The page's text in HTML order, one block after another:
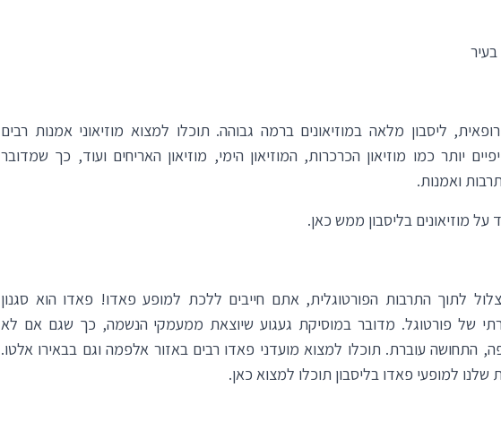
ליסבון מלאה במוזיאונים ברמה גבוהה. תוכלו למצוא מוזיאוני אמנות רבים
יותר כמו מוזיאון הכרכרות, המוזיאון הימי, מוזיאון האריחים ועוד, כך שמדובר
ואמנות.
על מוזיאונים בליסבון ממש כאן.
לתוך התרבות הפורטוגלית, אתם חייבים ללכת למופע פאדו! פאדו הוא סגנון
של פורטוגל. מדובר במוסיקת געגוע שיוצאת ממעמקי הנשמה, כך שגם אם לא
התחושה עוברת. תוכלו למצוא מועדני פאדו רבים באזור אלפמה וגם בבאירו אלטו.
למופעי פאדו בליסבון תוכלו למצוא כאן.